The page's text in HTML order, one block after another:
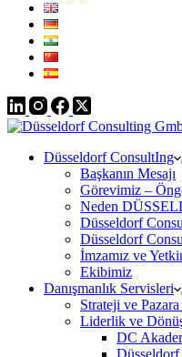
Düsseldorf ConsultIng
Başkanın Mesajı
Görevimiz –
Neden
Düsseldorf
Düsseldorf
İmzamız ve
Ekibimiz
Danışmanlık Servisleri
Strateji ve
Liderlik ve
DC